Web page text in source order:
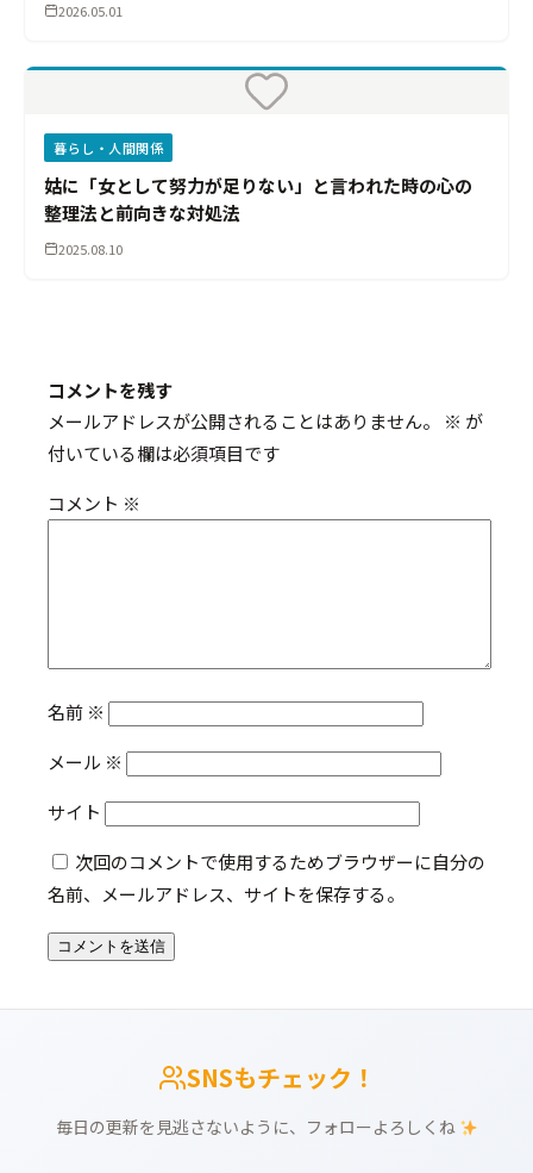
2026.05.01
暮らし・人間関係
姑に「女として努力が足りない」と言われた時の心の
整理法と前向きな対処法
2025.08.10
コメントを残す
メールアドレスが公開されることはありません。
※ が
付いている欄は必須項目です
コメント ※
名前 ※
メール ※
サイト
次回のコメントで使用するためブラウザーに自分の
名前、メールアドレス、サイトを保存する。
SNSもチェック！
毎日の更新を見逃さないように、フォローよろしくね